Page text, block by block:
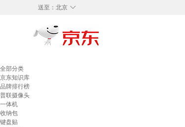
◇
送至： 北京
全部分类
京东知识库
品牌排行榜
普联摄像头
一体机
收纳包
键盘贴